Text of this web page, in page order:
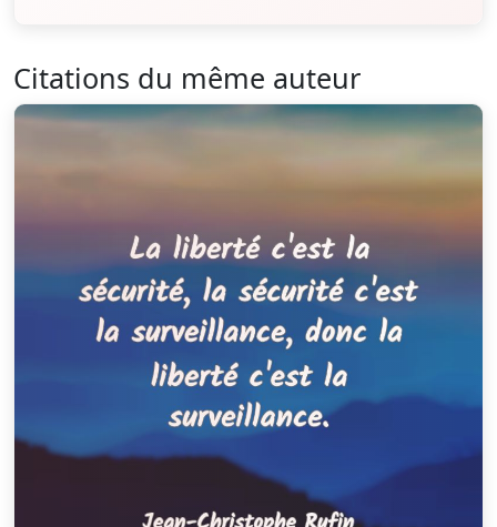
Citations du même auteur